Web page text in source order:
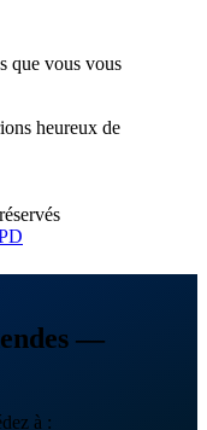
que vous vous
heureux de
—
à :